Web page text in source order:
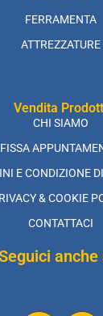
FERRAMENTA
ATTREZZATURE
Vendita
CHI SIAMO
FISSA
E CONDIZIONE
& COOKIE
CONTATTACI
anche